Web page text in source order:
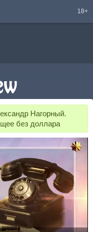
18+
Нагорный.
без доллара